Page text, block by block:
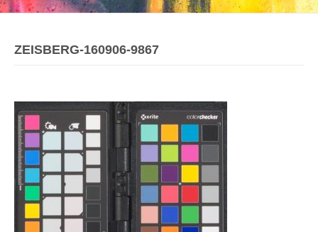
ZEISBERG-160906-9867